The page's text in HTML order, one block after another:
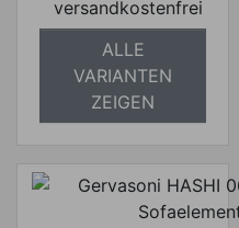
versandkostenfrei
ALLE
VARIANTEN
ZEIGEN